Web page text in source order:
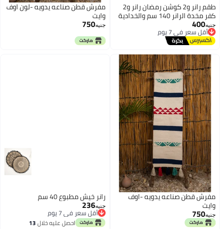
طقم رانر و2 كوشن رمضان رانر و2
كفر مخدة الرانر 140 سم والخدادية
40*40 سم
جنيه400
أقل سعر في 7 يوم
توصيل مجاني
أقل سعر في 7 يوم
مفرش قطن صناعه يدويه -لون اوف
وايت
جنيه750
مفرش قطن صناعه يدويه -اوف
وايت
جنيه750
رانر خيش مطبوع 40 سم
جنيه236
أقل سعر في 7 يوم
أقل سعر في 7 يوماحصل عليه خلال13